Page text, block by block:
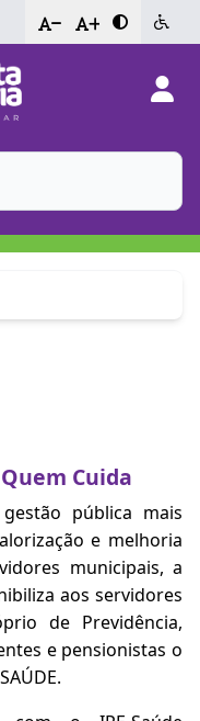
- +
Cuida
pública mais
e melhoria
municipais, a
aos servidores
de Previdência,
e pensionistas o